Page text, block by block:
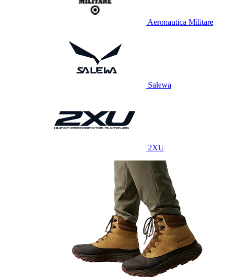
Aeronautica Militare
Salewa
2XU